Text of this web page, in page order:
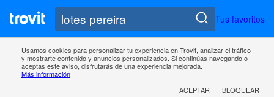
Tus favoritos
Usamos cookies para personalizar tu experiencia en Trovit, analizar el tráfico
y mostrarte contenido y anuncios personalizados. Si continúas navegando o
aceptas este aviso, disfrutarás de una experiencia mejorada.
Más información
ACEPTAR
BLOQUEAR